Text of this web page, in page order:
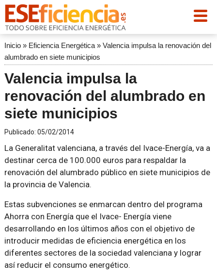
Inicio» Eficiencia Energética» Valencia impulsa la renovación del
alumbrado en siete municipios
Valencia impulsa la
renovación del alumbrado en
siete municipios
Publicado: 05/02/2014
La Generalitat valenciana, a través del Ivace-Energía, va a
destinar cerca de 100.000 euros para respaldar la
renovación del alumbrado público en siete municipios de
la provincia de Valencia.
Estas subvenciones se enmarcan dentro del programa
Ahorra con Energía que el Ivace- Energía viene
desarrollando en los últimos años con el objetivo de
introducir medidas de eficiencia energética en los
diferentes sectores de la sociedad valenciana y lograr
así reducir el consumo energético.